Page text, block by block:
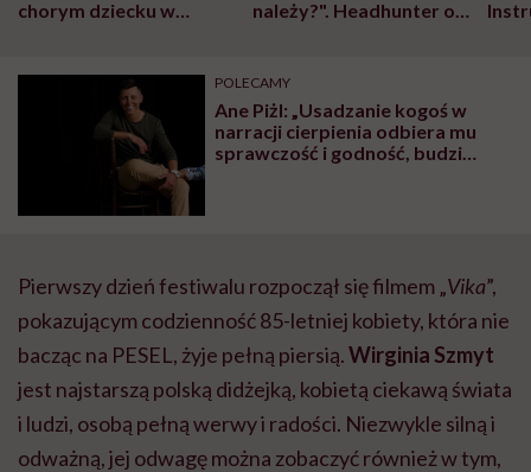
chorym dziecku w
może chyba tylko
głupota i brak
należy?". Headhunter o
pracy
POLECAMY
Ane Piżl: „Usadzanie kogoś w
narracji cierpienia odbiera mu
sprawczość i godność, budzi
Pierwszy dzień festiwalu rozpoczął się filmem „Vika”,
pokazującym codzienność 85-letniej kobiety, która nie
bacząc na PESEL, żyje pełną piersią.Wirginia Szmyt
jest najstarszą polską didżejką, kobietą ciekawą świata
i ludzi, osobą pełną werwy i radości. Niezwykle silną i
odważną, jej odwagę można zobaczyć również w tym,